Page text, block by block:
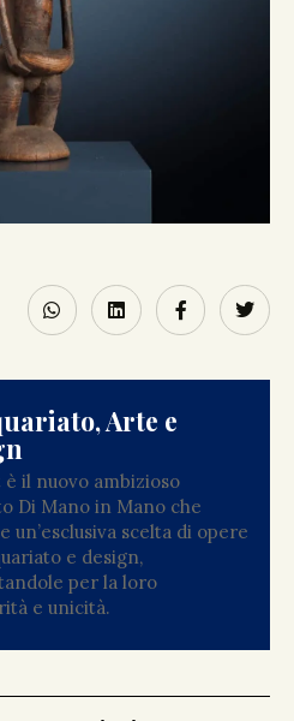
Arte e
è il nuovo ambizioso
Di Mano in Mano che
un’esclusiva scelta di opere
e design,
per la loro
e unicità.